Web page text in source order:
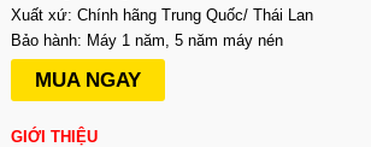
Xuất xứ: Chính hãng Trung Quốc/ Thái Lan
Bảo hành: Máy 1 năm, 5 năm máy nén
MUA NGAY
GIỚI THIỆU